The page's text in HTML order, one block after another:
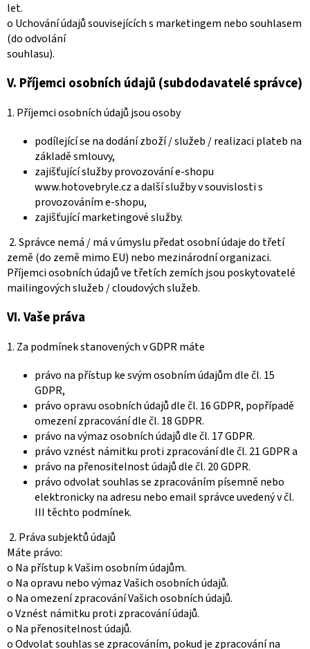
let.
o Uchování údajů souvisejících s marketingem nebo souhlasem
(do odvolání
souhlasu).
V. Příjemci osobních údajů (subdodavatelé správce)
1. Příjemci osobních údajů jsou osoby
podílející se na dodání zboží / služeb / realizaci plateb na
základě smlouvy,
zajišťující služby provozování e-shopu
www.hotovebryle.cz a další služby v souvislosti s
provozováním e-shopu,
zajišťující marketingové služby.
2. Správce nemá / má v úmyslu předat osobní údaje do třetí
země (do země mimo EU) nebo mezinárodní organizaci.
Příjemci osobních údajů ve třetích zemích jsou poskytovatelé
mailingových služeb / cloudových služeb.
VI.Vaše práva
1. Za podmínek stanovených v GDPR máte
právo na přístup ke svým osobním údajům dle čl. 15
GDPR,
právo opravu osobních údajů dle čl. 16 GDPR, popřípadě
omezení zpracování dle čl. 18 GDPR.
právo na výmaz osobních údajů dle čl. 17 GDPR.
právo vznést námitku proti zpracování dle čl. 21 GDPR a
právo na přenositelnost údajů dle čl. 20 GDPR.
právo odvolat souhlas se zpracováním písemně nebo
elektronicky na adresu nebo email správce uvedený v čl.
III těchto podmínek.
2. Práva subjektů údajů
Máte právo:
o Na přístup k Vašim osobním údajům.
o Na opravu nebo výmaz Vašich osobních údajů.
o Na omezení zpracování Vašich osobních údajů.
o Vznést námitku proti zpracování údajů.
o Na přenositelnost údajů.
o Odvolat souhlas se zpracováním, pokud je zpracování na